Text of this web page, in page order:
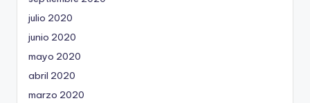
julio 2020
junio 2020
mayo 2020
abril 2020
marzo 2020